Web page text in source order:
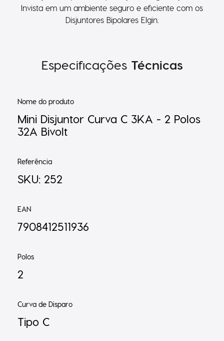
Invista em um ambiente seguro e eficiente com os
Disjuntores Bipolares Elgin.
Especificações Técnicas
Nome do produto
Mini Disjuntor Curva C 3KA - 2 Polos
32A Bivolt
Referência
SKU: 252
EAN
7908412511936
Polos
2
Curva de Disparo
Tipo C